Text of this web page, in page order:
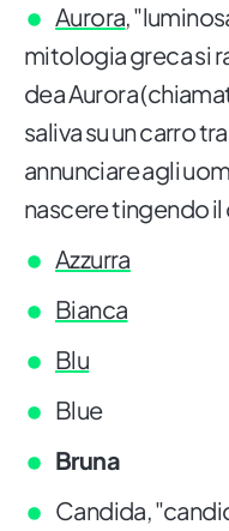
Aurora,
mitologia greca si
dea Aurora
saliva su un carro
annunciare agli
nascere tingendo il
Azzurra
Bianca
Blu
Blue
Bruna
Candida,